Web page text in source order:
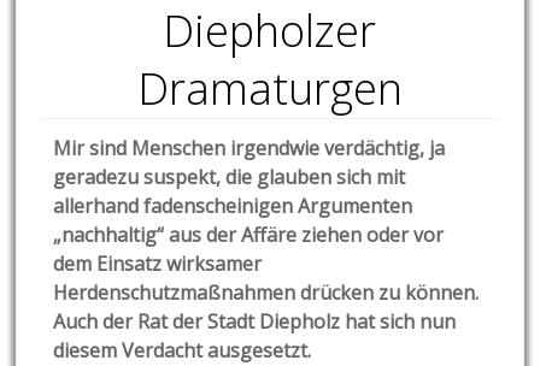
Diepholzer
Dramaturgen
Mir sind Menschen irgendwie verdächtig, ja
geradezu suspekt, die glauben sich mit
allerhand fadenscheinigen Argumenten
„nachhaltig“ aus der Affäre ziehen oder vor
dem Einsatz wirksamer
Herdenschutzmaßnahmen drücken zu können.
Auch der Rat der Stadt Diepholz hat sich nun
diesem Verdacht ausgesetzt.